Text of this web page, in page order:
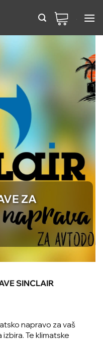
ZA
SINCLAIR
napravo za vaš
Te klimatske